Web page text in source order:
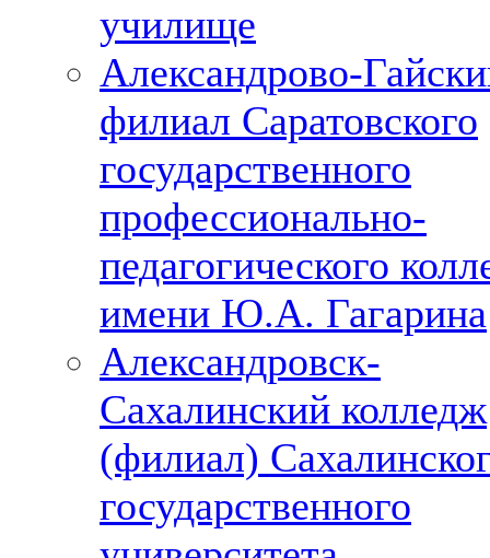
училище
Александрово-
филиал Саратовского
государственного
профессионально-
педагогического
имени Ю.А. Гагарина
Александровск-
Сахалинский колледж
(филиал)
государственного